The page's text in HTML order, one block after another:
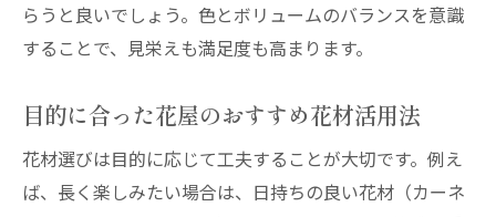
らうと良いでしょう。色とボリュームのバランスを意識
することで、見栄えも満足度も高まります。
目的に合った花屋のおすすめ花材活用法
花材選びは目的に応じて工夫することが大切です。例え
ば、長く楽しみたい場合は、日持ちの良い花材（カーネ